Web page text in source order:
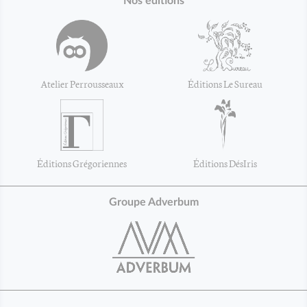
Atelier Perrousseaux Éditions Le Sureau
Éditions Grégoriennes Éditions DésIris
Groupe Adverbum